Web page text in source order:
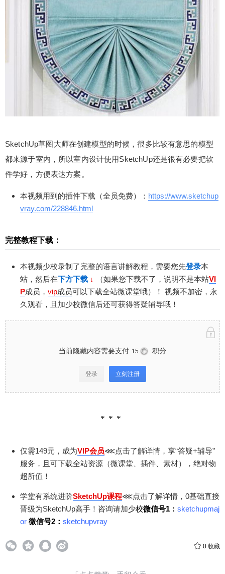
SketchUp草图大师在创建模型的时候，很多比较有意思的模型
都来源于室内，所以室内设计使用SketchUp还是很有必要把软
件学好，方便表达方案。
本视频用到的插件下载（全员免费）： https://www.sketchup
vray.com/228846.html
完整教程下载：
本视频少校录制了完整的语言讲解教程，需要您先登录本
站，然后在下方下载 ↓ （如果您下载不了，说明不是本站VI
P成员， vip成员可以下载全站微课堂哦）！ 视频不加密，永
久观看，且加少校微信后还可获得答疑辅导哦！
当前隐藏内容需要支付 15 积分
登录 立刻注册
仅需149元，成为VIP会员⋘点击了解详情，享“答疑+辅导”
服务，且可下载全站资源（微课堂、插件、素材），绝对物
超所值！
学堂有系统进阶SketchUp课程⋘点击了解详情，0基础直接
晋级为SketchUp高手！咨询请加少校微信号1： sketchupmaj
or 微信号2： sketchupvray
0 收藏
给少校-LA打赏